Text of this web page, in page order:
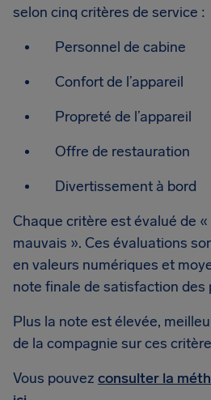
selon cinq critères de service :
Personnel de cabine
Confort de l’appareil
Propreté de l’appareil
Offre de restauration
Divertissement à bord
Chaque critère est évalué de
mauvais ». Ces évaluations
en valeurs numériques et
note finale de satisfaction des
Plus la note est élevée,
de la compagnie sur ces
Vous pouvez consulter la